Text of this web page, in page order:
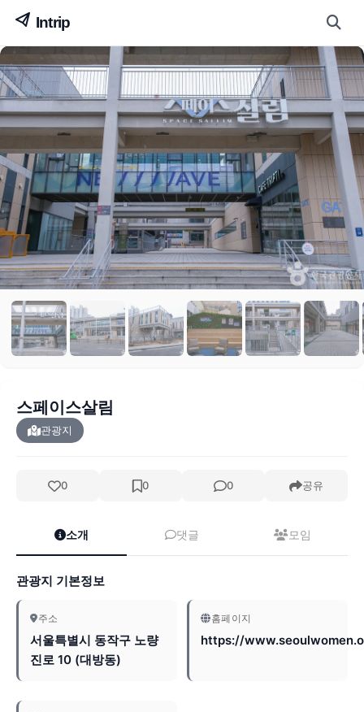
스페이스살림
관광지
0 0 0 공유
소개 댓글 모임
관광지 기본정보
주소
서울특별시 동작구 노량
진로 10 (대방동)
홈페이지
https://